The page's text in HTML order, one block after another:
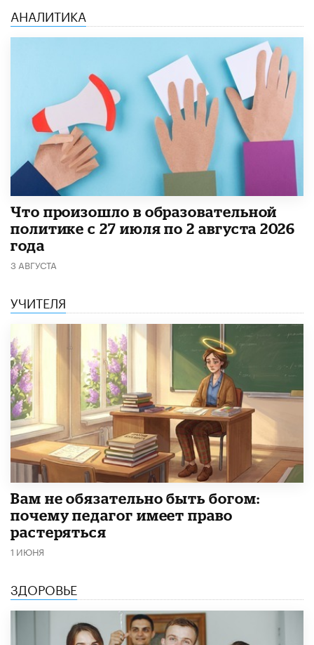
АНАЛИТИКА
​Что произошло в образовательной
политике с 27 июля по 2 августа 2026
года
3 АВГУСТА
УЧИТЕЛЯ
​Вам не обязательно быть богом:
почему педагог имеет право
растеряться
1 ИЮНЯ
ЗДОРОВЬЕ